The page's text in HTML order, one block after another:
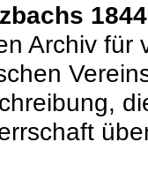
1844
Archiv für